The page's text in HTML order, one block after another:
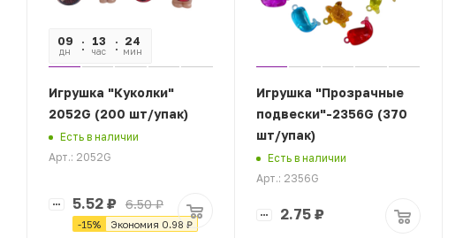
09
дн
13
час
24
мин
Игрушка "Куколки"
2052G (200 шт/упак)
Есть в наличии
Арт.: 2052G
5.52 ₽ 6.50₽
-15% Экономия 0.98 ₽
Игрушка "Прозрачные
подвески"-2356G (370
шт/упак)
Есть в наличии
Арт.: 2356G
2.75₽